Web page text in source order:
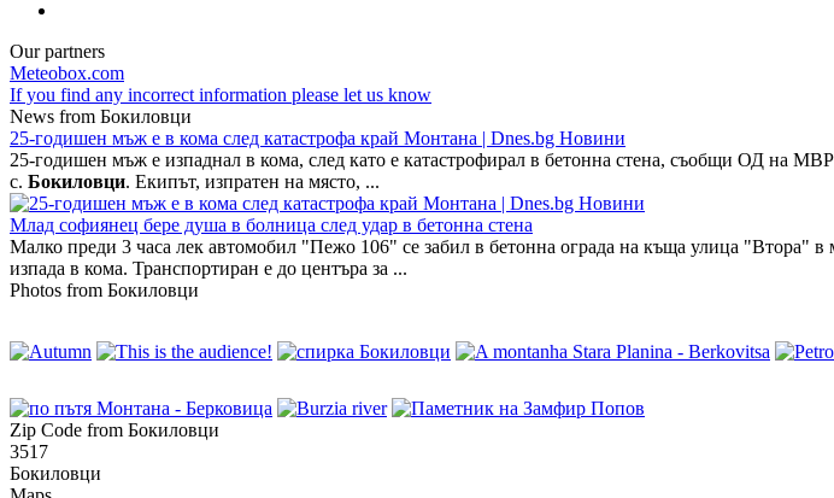
Our partners
Meteobox.com
If you find any incorrect information please let us know
News from Бокиловци
25-годишен мъж е в кома след катастрофа край Монтана | Dnes.bg Новини
25-годишен мъж е изпаднал в кома, след като е катастрофирал в бетонна стена, съобщи ОД на
с. Бокиловци. Екипът, изпратен на място, ...
Млад софиянец бере душа в болница след удар в бетонна стена
Малко преди 3 часа лек автомобил "Пежо 106" се забил в бетонна ограда на къща улица "Втора" в
изпада в кома. Транспортиран е до центъра за ...
Photos from Бокиловци
Zip Code from Бокиловци
3517
Бокиловци